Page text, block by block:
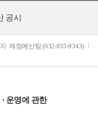
공시
재정예산팀 (032-835-9343)
운영에 관한